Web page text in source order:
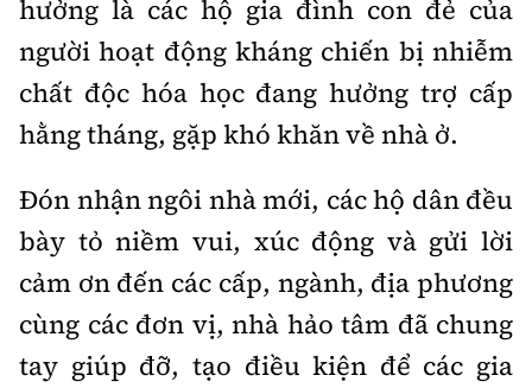
hưởng là các hộ gia đình con đẻ của
người hoạt động kháng chiến bị nhiễm
chất độc hóa học đang hưởng trợ cấp
hằng tháng, gặp khó khăn về nhà ở.
Đón nhận ngôi nhà mới, các hộ dân đều
bày tỏ niềm vui, xúc động và gửi lời
cảm ơn đến các cấp, ngành, địa phương
cùng các đơn vị, nhà hảo tâm đã chung
tay giúp đỡ, tạo điều kiện để các gia